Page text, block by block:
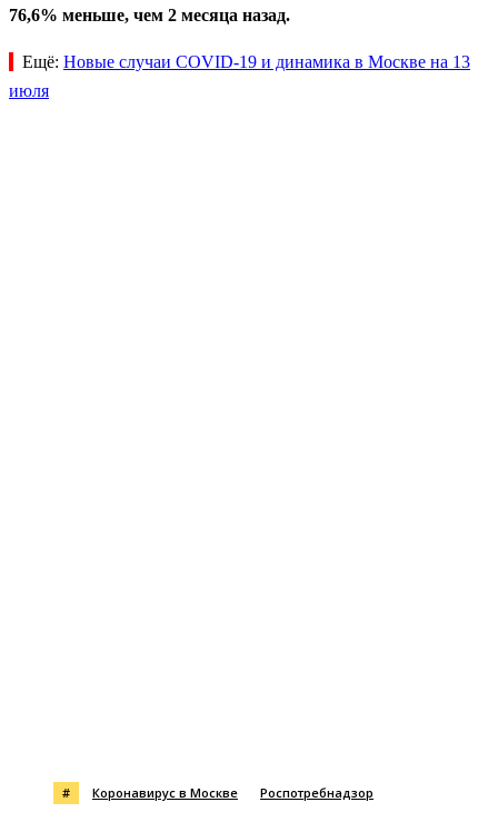
76,6% меньше, чем 2 месяца назад.
Ещё: Новые случаи COVID-19 и динамика в Москве на 13
июля
# Коронавирус в Москве Роспотребнадзор